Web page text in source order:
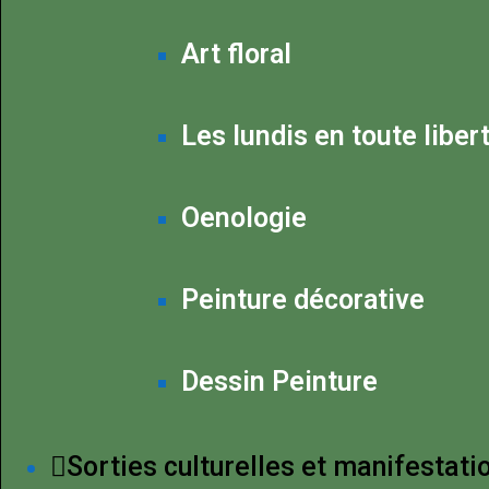
Art floral
Les lundis en toute
Oenologie
Peinture décorative
Dessin Peinture
Sorties culturelles et